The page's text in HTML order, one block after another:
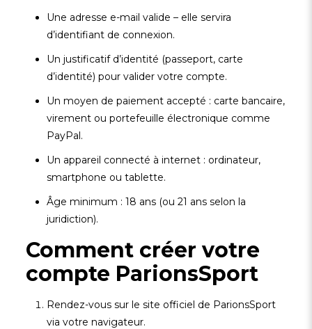
Une adresse e-mail valide – elle servira
d’identifiant de connexion.
Un justificatif d’identité (passeport, carte
d’identité) pour valider votre compte.
Un moyen de paiement accepté : carte bancaire,
virement ou portefeuille électronique comme
PayPal.
Un appareil connecté à internet : ordinateur,
smartphone ou tablette.
Âge minimum : 18 ans (ou 21 ans selon la
juridiction).
Comment créer votre
compte ParionsSport
Rendez-vous sur le site officiel de ParionsSport
via votre navigateur.